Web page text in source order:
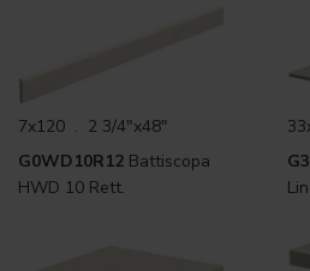
7x120 . 2 3/4"x48"
G0WD10R12 Battiscopa
HWD 10 Rett.